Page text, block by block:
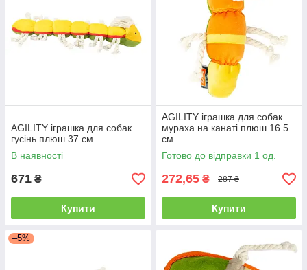
AGILITY іграшка для собак
гусінь плюш 37 см
В наявності
671 ₴
Купити
AGILITY іграшка для собак
мураха на канаті плюш 16.5
см
Готово до відправки 1 од.
272,65 ₴ 287 ₴
Купити
–5%